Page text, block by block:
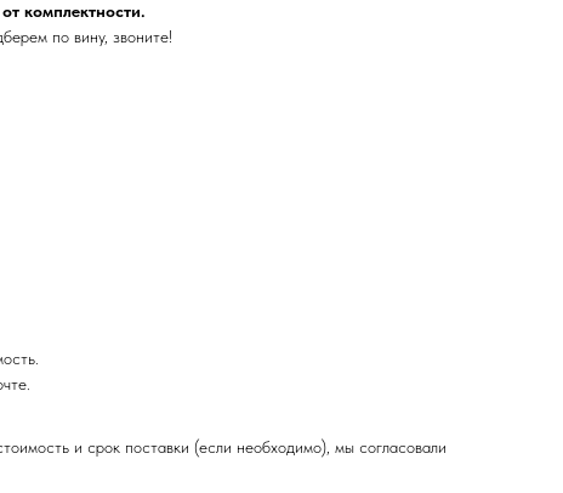
комплектности.
по вину, звоните!
и срок поставки (если необходимо), мы согласовали